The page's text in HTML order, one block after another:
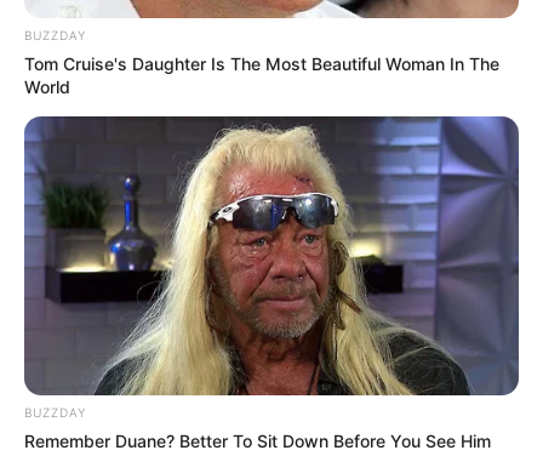
BUZZDAY
Tom Cruise's Daughter Is The Most Beautiful Woman In The
World
BUZZDAY
Remember Duane? Better To Sit Down Before You See Him